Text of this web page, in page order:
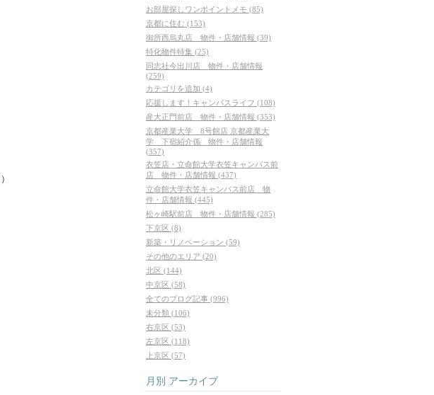
お部屋探しワンポイントメモ (85)
京都に住む (153)
御所西烏丸店 物件・店舗情報 (39)
特化物件特集 (25)
同志社今出川店 物件・店舗情報
(259)
カテゴリを追加 (4)
応援します！キャンパスライフ (108)
産大正門前店 物件・店舗情報 (353)
京都産業大学 8号館店 京都産業大
学 下宿紹介係 物件・店舗情報
(357)
衣笠店・立命館大学衣笠キャンパス前
店 物件・店舗情報 (437)
立命館大学衣笠キャンパス前店 物
件・店舗情報 (445)
松ヶ崎駅前店 物件・店舗情報 (285)
下京区 (8)
新築・リノベーション (59)
その他のエリア (20)
北区 (144)
中京区 (58)
全てのブログ記事 (996)
未分類 (106)
右京区 (53)
左京区 (118)
上京区 (57)
月別 アーカイブ